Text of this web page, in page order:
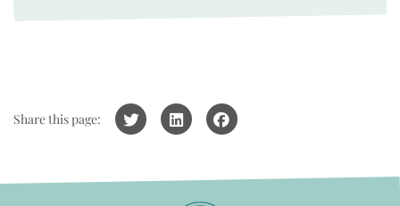
Share this page: